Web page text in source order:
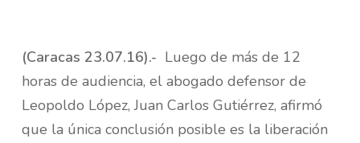
(Caracas 23.07.16).- Luego de más de 12
horas de audiencia, el abogado defensor de
Leopoldo López, Juan Carlos Gutiérrez, afirmó
que la única conclusión posible es la liberación